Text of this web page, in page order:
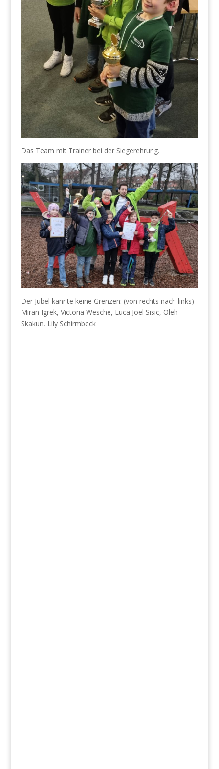
Das Team mit Trainer bei der Siegerehrung.
Der Jubel kannte keine Grenzen: (von rechts nach links)
Miran Igrek, Victoria Wesche, Luca Joel Sisic, Oleh
Skakun, Lily Schirmbeck